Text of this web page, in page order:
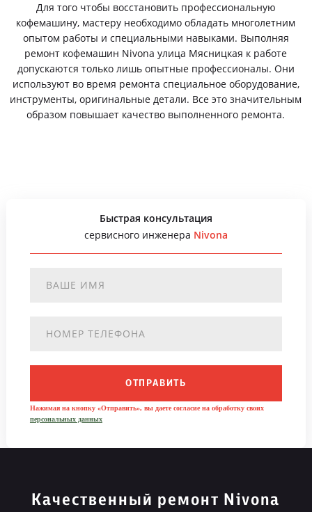
Для того чтобы восстановить профессиональную
кофемашину, мастеру необходимо обладать многолетним
опытом работы и специальными навыками. Выполняя
ремонт кофемашин Nivona улица Мясницкая к работе
допускаются только лишь опытные профессионалы. Они
используют во время ремонта специальное оборудование,
инструменты, оригинальные детали. Все это значительным
образом повышает качество выполненного ремонта.
Быстрая консультация
сервисного инженера Nivona
ОТПРАВИТЬ
Нажимая на кнопку «Отправить», вы даете согласие на обработку своих
персональных данных
Качественный ремонт Nivona